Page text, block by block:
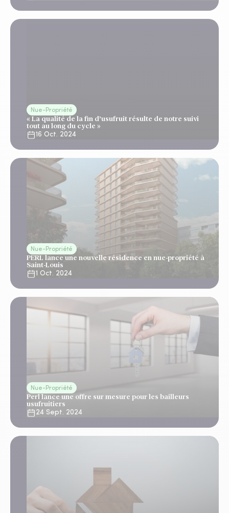
Nue-Propriété
« La qualité de la fin d’usufruit résulte de notre suivi
tout au long du cycle »
16 Oct. 2024
Nue-Propriété
PERL lance une nouvelle résidence en nue-propriété à
Saint-Louis
1 Oct. 2024
Nue-Propriété
Perl lance une offre sur mesure pour les bailleurs
usufruitiers
24 Sept. 2024